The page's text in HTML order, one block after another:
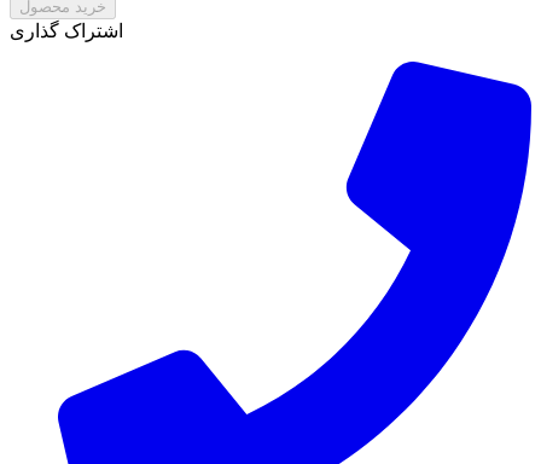
خرید محصول
اشتراک گذاری